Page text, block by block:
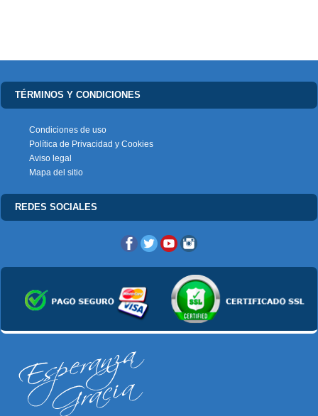
TÉRMINOS Y CONDICIONES
Condiciones de uso
Política de Privacidad y Cookies
Aviso legal
Mapa del sitio
REDES SOCIALES